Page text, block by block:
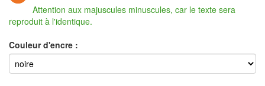
Attention aux majuscules minuscules, car le texte sera
reproduit à l'identique.
Couleur d'encre :